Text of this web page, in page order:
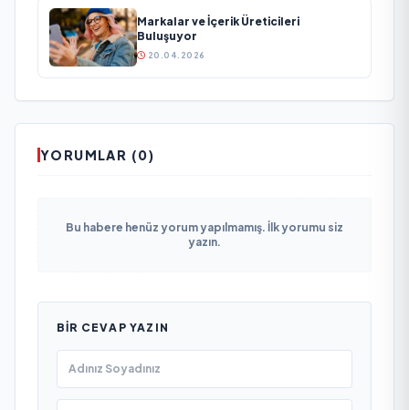
Markalar ve İçerik Üreticileri
Buluşuyor
20.04.2026
YORUMLAR (0)
Bu habere henüz yorum yapılmamış. İlk yorumu siz
yazın.
BIR CEVAP YAZIN